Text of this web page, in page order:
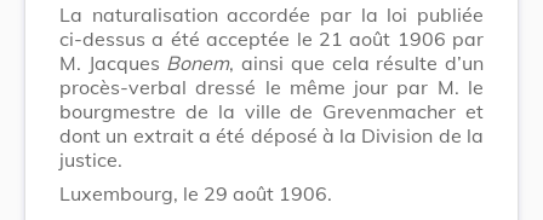
La naturalisation accordée par la loi publiée
ci-dessus a été acceptée le 21 août 1906 par
M. Jacques Bonem, ainsi que cela résulte d’un
procès-verbal dressé le même jour par M. le
bourgmestre de la ville de Grevenmacher et
dont un extrait a été déposé à la Division de la
justice.
Luxembourg, le 29 août 1906.